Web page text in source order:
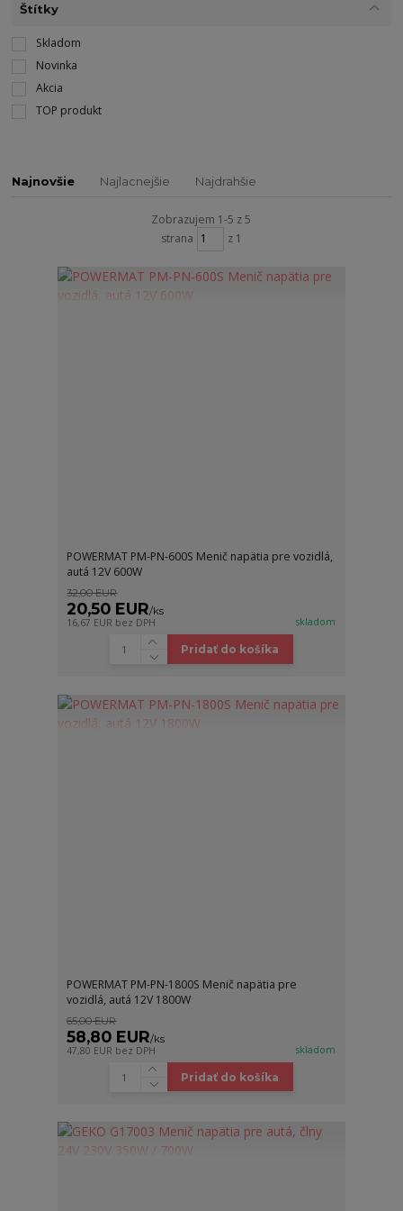
Štítky
Skladom
Novinka
Akcia
TOP produkt
Najnovšie Najlacnejšie Najdrahšie
Zobrazujem 1-5 z 5
strana
z 1
POWERMAT PM-PN-600S Menič napätia pre vozidlá,
autá 12V 600W
32,00 EUR
20,50 EUR/ks
16,67 EUR bez DPH skladom
Pridať do košíka
POWERMAT PM-PN-1800S Menič napätia pre
vozidlá, autá 12V 1800W
65,00 EUR
58,80 EUR/ks
47,80 EUR bez DPH skladom
Pridať do košíka